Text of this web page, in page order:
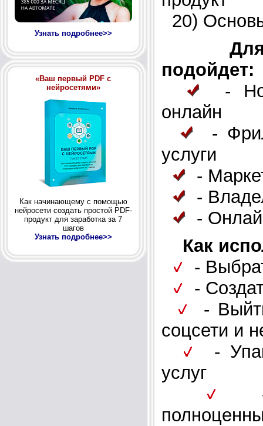
Узнать подробнее>>
«Ваш первый PDF с
нейросетями»
Как начинающему с помощью
нейросети создать простой PDF-
продукт для заработка за 7
шагов
Узнать подробнее>>
20)
подойдет:
-
онлайн
-
услуги
-
-
-
Как
-
-
-
соцсети и
-
услуг
-